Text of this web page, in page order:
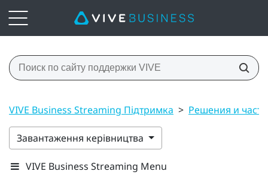
VIVE Business Streaming Підтримка > Решения и
Завантаження керівництва
VIVE Business Streaming Menu